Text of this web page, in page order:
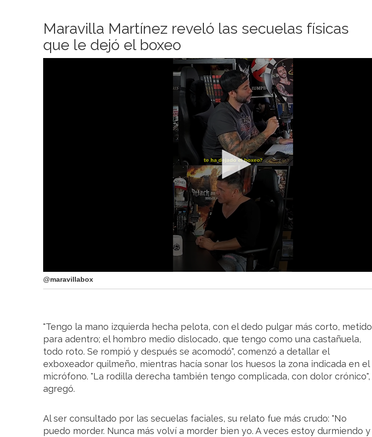
Maravilla Martínez reveló las secuelas físicas
que le dejó el boxeo
@maravillabox
"Tengo la mano izquierda hecha pelota, con el dedo pulgar más corto, metido
para adentro; el hombro medio dislocado, que tengo como una castañuela,
todo roto. Se rompió y después se acomodó", comenzó a detallar el
exboxeador quilmeño, mientras hacía sonar los huesos la zona indicada en el
micrófono. "La rodilla derecha también tengo complicada, con dolor crónico",
agregó.
Al ser consultado por las secuelas faciales, su relato fue más crudo: "No
puedo morder. Nunca más volví a morder bien yo. A veces estoy durmiendo y